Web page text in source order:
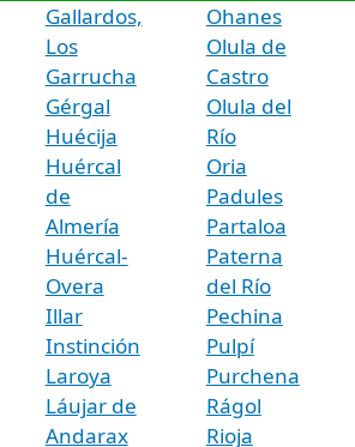
Gallardos,
Los
Garrucha
Gérgal
Huécija
Huércal
de
Almería
Huércal-
Overa
Illar
Instinción
Laroya
Láujar de
Andarax
Ohanes
Olula de
Castro
Olula del
Río
Oria
Padules
Partaloa
Paterna
del Río
Pechina
Pulpí
Purchena
Rágol
Rioja